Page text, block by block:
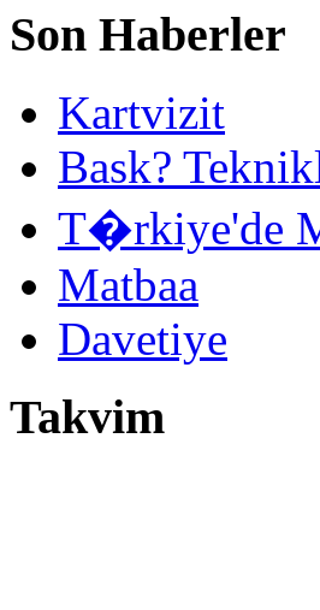
Son Haberler
Kartvizit
Bask?
T�rkiye'de
Matbaa
Davetiye
Takvim